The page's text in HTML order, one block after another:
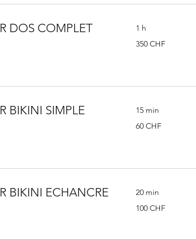
DOS COMPLET 1 h
francs
350 CHF
BIKINI SIMPLE 15 min
francs
60 CHF
BIKINI ECHANCRE 20 min
francs
100 CHF